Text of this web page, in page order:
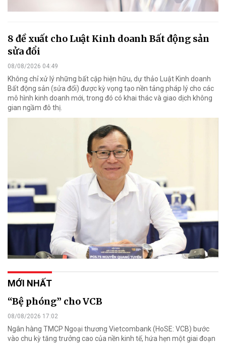
8 đề xuất cho Luật Kinh doanh Bất động sản
sửa đổi
08/08/2026 04:49
Không chỉ xử lý những bất cập hiện hữu, dự thảo Luật Kinh doanh
Bất động sản (sửa đổi) được kỳ vọng tạo nền tảng pháp lý cho các
mô hình kinh doanh mới, trong đó có khai thác và giao dịch không
gian ngầm đô thị.
MỚI NHẤT
“Bệ phóng” cho VCB
08/08/2026 17:02
Ngân hàng TMCP Ngoại thương Vietcombank (HoSE: VCB) bước
vào chu kỳ tăng trưởng cao của nền kinh tế, hứa hẹn một giai đoạn